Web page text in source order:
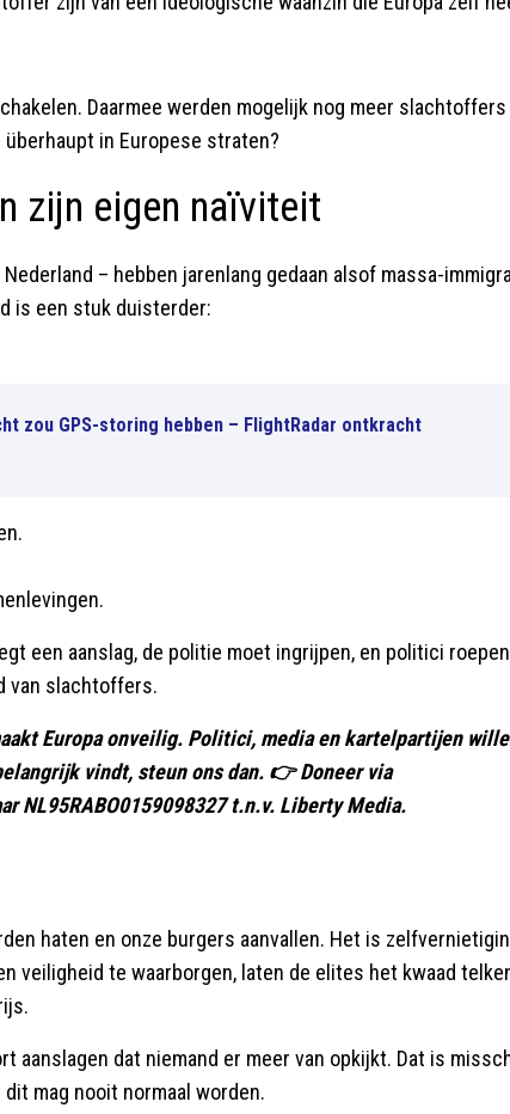
Daarmee werden mogelijk nog meer slachtoffers
überhaupt in Europese straten?
zijn eigen naïviteit
– hebben jarenlang gedaan alsof massa-
is een stuk duisterder:
zou GPS-storing hebben – FlightRadar ontkracht
een aanslag, de politie moet ingrijpen, en politici
van slachtoffers.
Europa onveilig. Politici, media en kartelpartijen
vindt, steun ons dan. 👉 Doneer via
NL95RABO0159098327 t.n.v. Liberty Media.
haten en onze burgers aanvallen. Het is
veiligheid te waarborgen, laten de elites het kwaad
aanslagen dat niemand er meer van opkijkt. Dat is
mag nooit normaal worden.